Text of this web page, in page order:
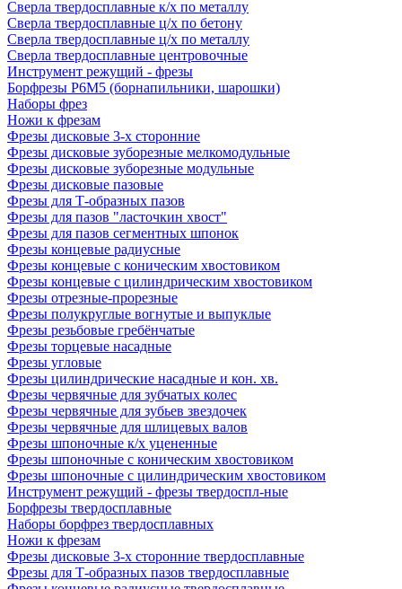
Сверла твердосплавные к/х по металлу
Сверла твердосплавные ц/х по бетону
Сверла твердосплавные ц/х по металлу
Сверла твердосплавные центровочные
Инструмент режущий - фрезы
Борфрезы Р6М5 (борнапильники, шарошки)
Наборы фрез
Ножи к фрезам
Фрезы дисковые 3-х сторонние
Фрезы дисковые зуборезные мелкомодульные
Фрезы дисковые зуборезные модульные
Фрезы дисковые пазовые
Фрезы для Т-образных пазов
Фрезы для пазов "ласточкин хвост"
Фрезы для пазов сегментных шпонок
Фрезы концевые радиусные
Фрезы концевые с коническим хвостовиком
Фрезы концевые с цилиндрическим хвостовиком
Фрезы отрезные-прорезные
Фрезы полукруглые вогнутые и выпуклые
Фрезы резьбовые гребёнчатые
Фрезы торцевые насадные
Фрезы угловые
Фрезы цилиндрические насадные и кон. хв.
Фрезы червячные для зубчатых колес
Фрезы червячные для зубьев звездочек
Фрезы червячные для шлицевых валов
Фрезы шпоночные к/х уцененные
Фрезы шпоночные с коническим хвостовиком
Фрезы шпоночные с цилиндрическим хвостовиком
Инструмент режущий - фрезы твердоспл-ные
Борфрезы твердосплавные
Наборы борфрез твердосплавных
Ножи к фрезам
Фрезы дисковые 3-х сторонние твердосплавные
Фрезы для Т-образных пазов твердосплавные